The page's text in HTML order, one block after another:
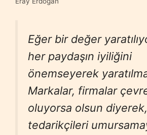
Eğer bir değer
her paydaşın iyiliğini
önemseyerek
Markalar, firmalar
oluyorsa olsun diyerek,
tedarikçileri